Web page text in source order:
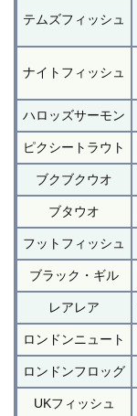
テムズフィッシュ
ナイトフィッシュ
ハロッズサーモン
ピクシートラウト
ブクブクウオ
ブタウオ
フットフィッシュ
ブラック・ギル
レアレア
ロンドンニュート
ロンドンフロッグ
UKフィッシュ